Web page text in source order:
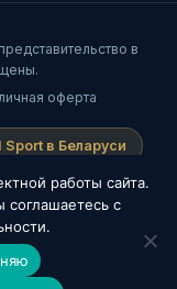
в
оферта
в Беларуси
работы сайта.
соглашаетесь с